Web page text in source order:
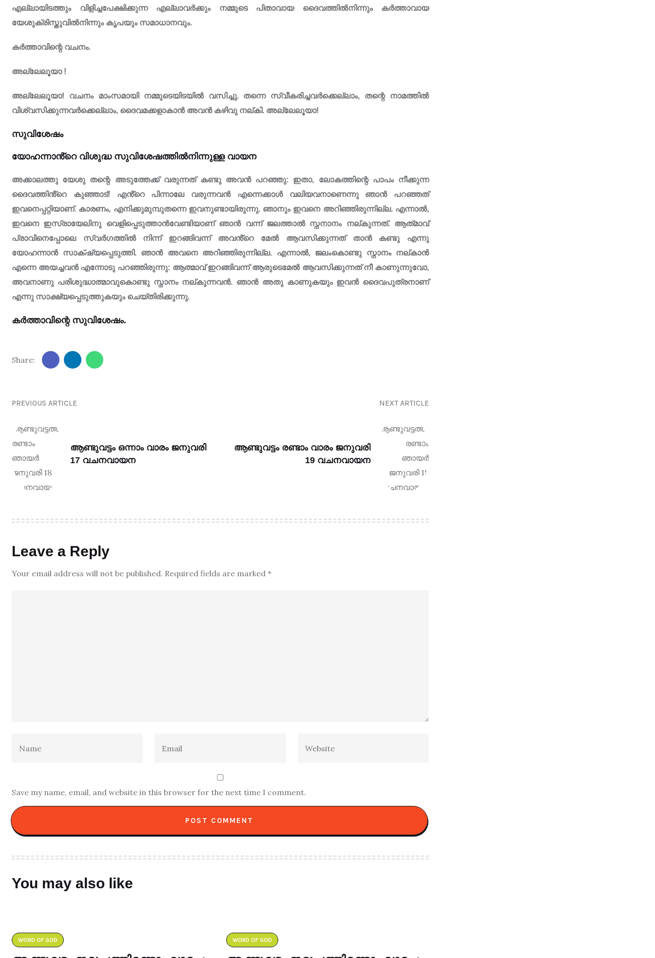
എല്ലായിടത്തും വിളിച്ചപേക്ഷിക്കുന്ന എല്ലാവർക്കും നമ്മുടെ പിതാവായ ദൈവത്തിൽനിന്നും കർത്താവായ
യേശുക്രിസ്തുവിൽനിന്നും കൃപയും സമാധാനവും.
കർത്താവിന്റെ വചനം.
അല്ലേലൂയാ !
അല്ലേലൂയാ! വചനം മാംസമായി നമ്മുടെയിടയിൽ വസിച്ചു. തന്നെ സ്വീകരിച്ചവർക്കെല്ലാം, തന്റെ നാമത്തിൽ
വിശ്വസിക്കുന്നവർക്കെല്ലാം, ദൈവമക്കളാകാൻ അവൻ കഴിവു നല്‌കി. അല്ലേലൂയാ!
സുവിശേഷം
യോഹന്നാൻ്റെ വിശുദ്ധ സുവിശേഷത്തിൽനിന്നുള്ള വായന
അക്കാലത്തു യേശു തന്റെ അടുത്തേക്ക് വരുന്നത് കണ്ടു അവൻ പറഞ്ഞു: ഇതാ, ലോകത്തിന്റെ പാപം നീക്കുന്ന
ദൈവത്തിൻ്റെ കുഞ്ഞാട്! എൻ്റെ പിന്നാലേ വരുന്നവൻ എന്നെക്കാൾ വലിയവനാണെന്നു ഞാൻ പറഞ്ഞത്
ഇവനെപ്പറ്റിയാണ്. കാരണം, എനിക്കുമുമ്പുതന്നെ ഇവനുണ്ടായിരുന്നു. ഞാനും ഇവനെ അറിഞ്ഞിരുന്നില്ല. എന്നാൽ,
ഇവനെ ഇസ്രായേലിനു വെളിപ്പെടുത്താൻവേണ്ടിയാണ് ഞാൻ വന്ന് ജലത്താൽ സ്നനാനം നല്‌കുന്നത്. ആത്‌മാവ്
പ്രാവിനെപ്പോലെ സ്വർഗത്തിൽ നിന്ന് ഇറങ്ങിവന്ന് അവൻ്റെ മേൽ ആവസിക്കുന്നത് താൻ കണ്ടു എന്നു
യോഹന്നാൻ സാക്‌ഷ്യപ്പെടുത്തി. ഞാൻ അവനെ അറിഞ്ഞിരുന്നില്ല. എന്നാൽ, ജലംകൊണ്ടു സ്നാനം നല്കാൻ
എന്നെ അയച്ചവൻ എന്നോടു പറഞ്ഞിരുന്നു: ആത്മാവ് ഇറങ്ങിവന്ന് ആരുടെമേൽ ആവസിക്കുന്നത് നീ കാണുന്നുവോ,
അവനാണു പരിശുദ്ധാത്മാവുകൊണ്ടു സ്നാനം നല്കുന്നവൻ. ഞാൻ അതു കാണുകയും ഇവൻ ദൈവപുത്രനാണ്
എന്നു സാക്ഷ്യപ്പെടുത്തുകയും ചെയ്തിരിക്കുന്നു.
കർത്താവിന്റെ സുവിശേഷം.
Share:
PREVIOUS ARTICLE
ആണ്ടുവട്ടം ഒന്നാം വാരം ജനുവരി
17 വചനവായന
NEXT ARTICLE
ആണ്ടുവട്ടം രണ്ടാം വാരം ജനുവരി
19 വചനവായന
Leave a Reply
Your email address will not be published. Required fields are marked *
Save my name, email, and website in this browser for the next time I comment.
You may also like
WORD OF GOD WORD OF GOD